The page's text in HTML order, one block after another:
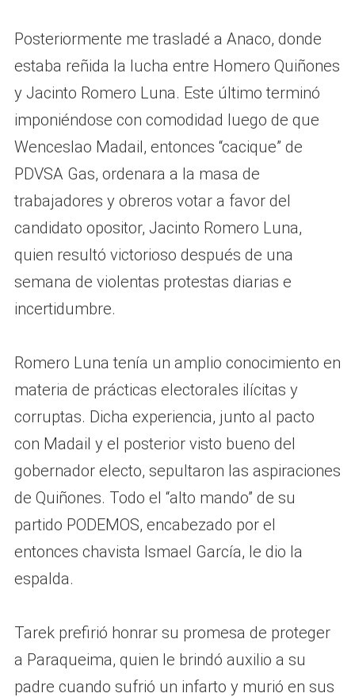
Posteriormente me trasladé a Anaco, donde
estaba reñida la lucha entre Homero Quiñones
y Jacinto Romero Luna. Este último terminó
imponiéndose con comodidad luego de que
Wenceslao Madail, entonces “cacique” de
PDVSA Gas, ordenara a la masa de
trabajadores y obreros votar a favor del
candidato opositor, Jacinto Romero Luna,
quien resultó victorioso después de una
semana de violentas protestas diarias e
incertidumbre.
Romero Luna tenía un amplio conocimiento en
materia de prácticas electorales ilícitas y
corruptas. Dicha experiencia, junto al pacto
con Madail y el posterior visto bueno del
gobernador electo, sepultaron las aspiraciones
de Quiñones. Todo el “alto mando” de su
partido PODEMOS, encabezado por el
entonces chavista Ismael García, le dio la
espalda.
Tarek prefirió honrar su promesa de proteger
a Paraqueima, quien le brindó auxilio a su
padre cuando sufrió un infarto y murió en sus